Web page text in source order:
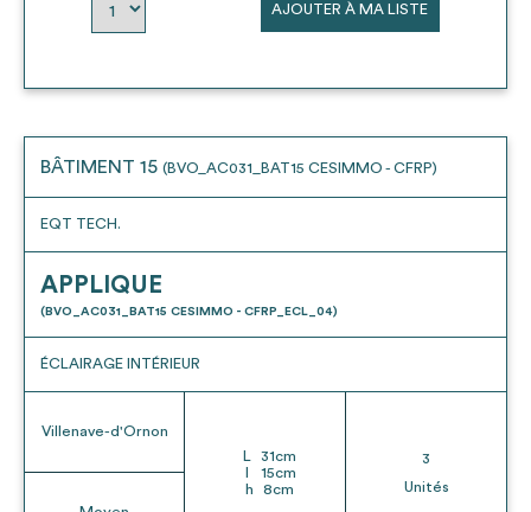
AJOUTER À MA LISTE
BÂTIMENT 15 (BVO_AC031_BAT15 CESIMMO - CFRP)
EQT TECH.
APPLIQUE
(BVO_AC031_BAT15 CESIMMO - CFRP_ECL_04)
ÉCLAIRAGE INTÉRIEUR
Villenave-d'Ornon
L 31cm
15cm
h
8cm
3
Unités